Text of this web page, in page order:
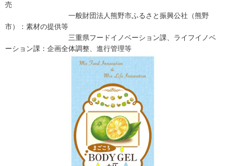
売
一般財団法人熊野市ふるさと振興公社（熊野
市）：素材の提供等
三重県フードイノベーション課、ライフイノベ
ーション課：企画全体調整、進行管理等